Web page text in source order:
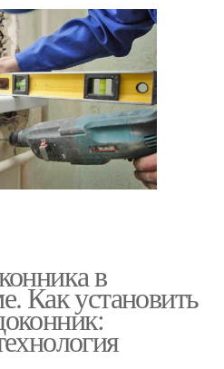
в
Как установить